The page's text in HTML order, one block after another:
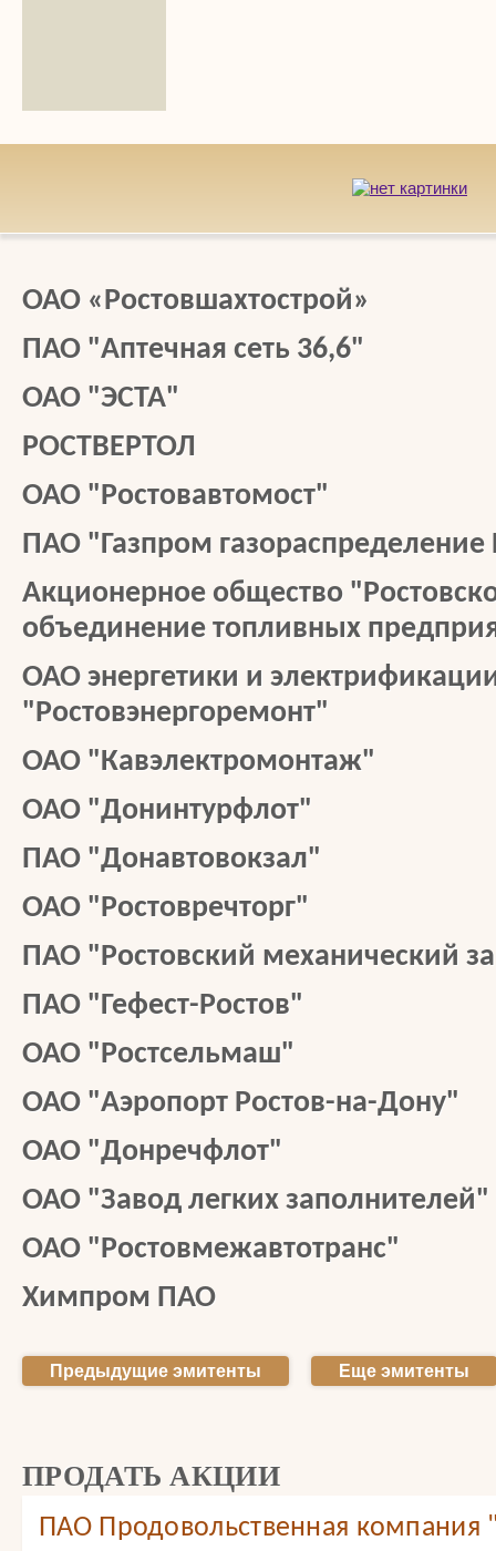
ОАО «Ростовшахтострой»
ПАО "Аптечная сеть 36,6"
ОАО "ЭСТА"
РОСТВЕРТОЛ
ОАО "Ростовавтомост"
ПАО "Газпром газораспределение
Акционерное общество
объединение топливных
ОАО энергетики и
"Ростовэнергоремонт"
ОАО "Кавэлектромонтаж"
ОАО "Донинтурфлот"
ПАО "Донавтовокзал"
ОАО "Ростовречторг"
ПАО "Ростовский механический
ПАО "Гефест-Ростов"
ОАО "Ростсельмаш"
ОАО "Аэропорт Ростов-на-Дону"
ОАО "Донречфлот"
ОАО "Завод легких заполнителей"
ОАО "Ростовмежавтотранс"
Химпром ПАО
Предыдущие эмитенты Еще эмитенты
ПРОДАТЬ АКЦИИ
ПАО Продовольственная